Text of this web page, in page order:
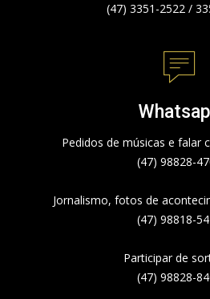
(47) 3351-2522 /
Pedidos de músicas e falar
(47) 98828-
Jornalismo, fotos de
(47) 98818-
Participar de
(47) 98828-